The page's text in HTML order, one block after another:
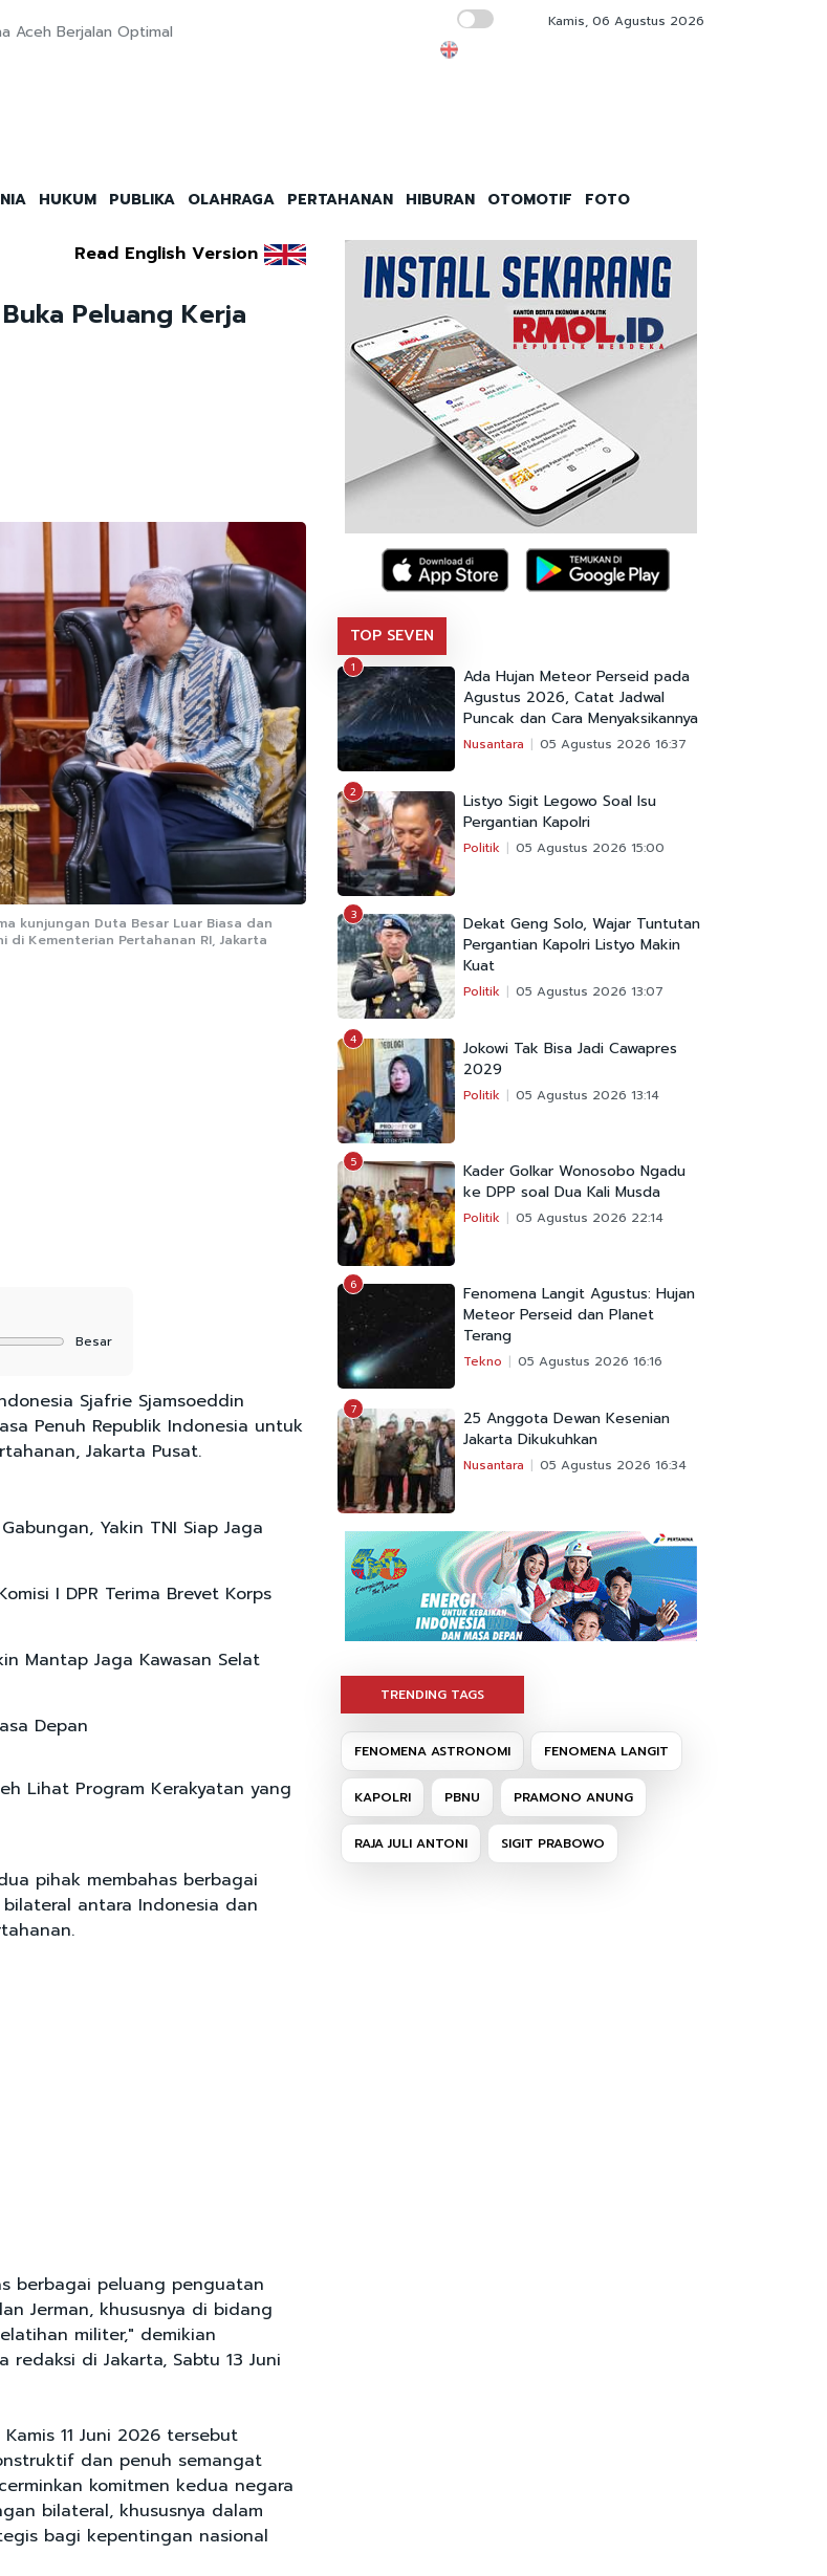
Aceh Berjalan Optimal Apa Itu Kimpul? Umbi Lokal yang Viral di
Kamis, 06 Agustus 2026
HUKUM PUBLIKA OLAHRAGA PERTAHANAN HIBURAN OTOMOTIF FOTO
Read English Version
Peluang Kerja
kunjungan Duta Besar Luar Biasa dan
di Kementerian Pertahanan RI, Jakarta
Besar
Sjafrie Sjamsoeddin
Penuh Republik Indonesia untuk
Jakarta Pusat.
Yakin TNI Siap Jaga
I DPR Terima Brevet Korps
Mantap Jaga Kawasan Selat
Depan
Lihat Program Kerakyatan yang
pihak membahas berbagai
antara Indonesia dan
berbagai peluang penguatan
Jerman, khususnya di bidang
militer," demikian
di Jakarta, Sabtu 13 Juni
11 Juni 2026 tersebut
dan penuh semangat
komitmen kedua negara
bilateral, khususnya dalam
bagi kepentingan nasional
TOP SEVEN
1
Ada Hujan Meteor Perseid pada
Agustus 2026, Catat Jadwal
Puncak dan Cara Menyaksikannya
Nusantara 05 Agustus 2026 16:37
2
Listyo Sigit Legowo Soal Isu
Pergantian Kapolri
Politik 05 Agustus 2026 15:00
3
Dekat Geng Solo, Wajar Tuntutan
Pergantian Kapolri Listyo Makin
Kuat
Politik 05 Agustus 2026 13:07
4
Jokowi Tak Bisa Jadi Cawapres
2029
Politik 05 Agustus 2026 13:14
5
Kader Golkar Wonosobo Ngadu
ke DPP soal Dua Kali Musda
Politik 05 Agustus 2026 22:14
6
Fenomena Langit Agustus: Hujan
Meteor Perseid dan Planet
Terang
Tekno 05 Agustus 2026 16:16
7
25 Anggota Dewan Kesenian
Jakarta Dikukuhkan
Nusantara 05 Agustus 2026 16:34
TRENDING TAGS
FENOMENA ASTRONOMI FENOMENA LANGIT
KAPOLRI PBNU PRAMONO ANUNG
RAJA JULI ANTONI SIGIT PRABOWO